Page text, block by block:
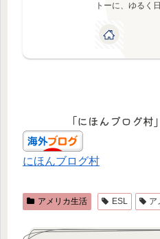
トーに、ゆるく
「にほんブログ
にほんブログ村
アメリカ生活 ESL ア